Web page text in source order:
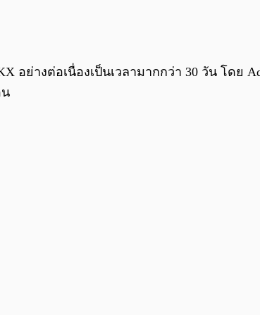
ย่างต่อเนื่องเป็นเวลามากกว่า 30 วัน โดย
น